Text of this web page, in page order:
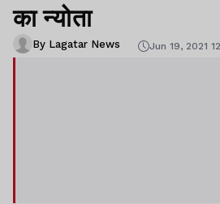
का न्योता
By Lagatar News Jun 19, 2021